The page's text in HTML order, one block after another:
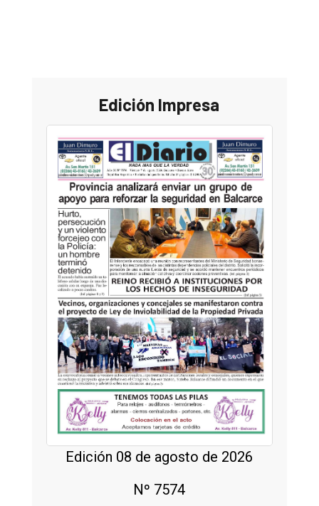
Edición Impresa
Edición 08 de agosto de 2026
Nº 7574